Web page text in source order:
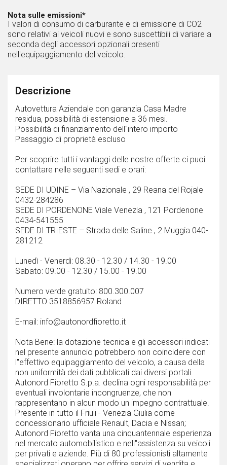
Nota sulle emissioni*
I valori di consumo di carburante e di emissione di CO2
sono relativi ai veicoli nuovi e sono suscettibili di variare a
seconda degli accessori opzionali presenti
nell'equipaggiamento del veicolo.
Descrizione
Autovettura Aziendale con garanzia Casa Madre
residua, possibilità di estensione a 36 mesi.
Possibilità di finanziamento dell''intero importo
Passaggio di proprietà escluso
Per scoprire tutti i vantaggi delle nostre offerte ci puoi
contattare nelle seguenti sedi e orari:
SEDE DI UDINE – Via Nazionale , 29 Reana del Rojale
0432-284286
SEDE DI PORDENONE Viale Venezia , 121 Pordenone
0434-541555
SEDE DI TRIESTE – Strada delle Saline , 2 Muggia 040-
281212
Lunedì - Venerdì: 08.30 - 12.30 / 14.30 - 19.00
Sabato: 09.00 - 12.30 / 15.00 - 19.00
Numero verde gratuito: 800.300.007
DIRETTO 3518856957 Roland
E-mail: info@autonordfioretto.it
Nota Bene: la dotazione tecnica e gli accessori indicati
nel presente annuncio potrebbero non coincidere con
l''effettivo equipaggiamento del veicolo, a causa della
non uniformità dei dati pubblicati dai diversi portali.
Autonord Fioretto S.p.a. declina ogni responsabilità per
eventuali involontarie incongruenze, che non
rappresentano in alcun modo un impegno contrattuale.
Presente in tutto il Friuli - Venezia Giulia come
concessionario ufficiale Renault, Dacia e Nissan;
Autonord Fioretto vanta una cinquantennale esperienza
nel mercato automobilistico e nell''assistenza su veicoli
per privati e aziende. Più di 80 professionisti altamente